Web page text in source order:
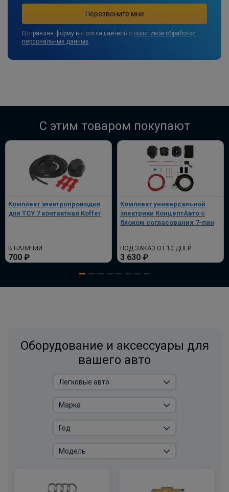
Отправляя форму вы соглашаетесь с политикой обработки
персональных данных.
C этим товаром покупают
Комплект электропроводки
для ТСУ 7 контактная Koffer
В НАЛИЧИИ
700 ₽
Комплект универсальной
электрики КонцептАвто с
блоком согласования 7-пин
ПОД ЗАКАЗ ОТ 10 ДНЕЙ
3 630 ₽
Оборудование и аксессуары для
вашего авто